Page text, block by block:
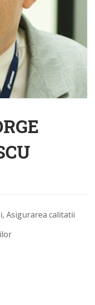
Asigurarea calitatii